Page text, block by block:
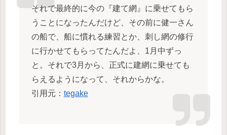
それで最終的に今の『建て網』に乗せてもら
うことになったんだけど、その前に健一さん
の船で、船に慣れる練習とか、刺し網の修行
に行かせてもらってたんだよ、1月中ずっ
と。それで3月から、正式に建網に乗せても
らえるようになって、それからかな。
引用元： tegake